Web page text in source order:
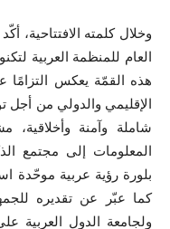
وخلال كلمته الافتتاحية،
العام للمنظمة العربية
هذه القمّة يعكس التزامًا
الإقليمي والدولي من أجل
شاملة وآمنة وأخلاقية،
المعلومات إلى مجتمع
بلورة رؤية عربية موحّدة
كما عبّر عن تقديره
ولجامعة الدول العربية